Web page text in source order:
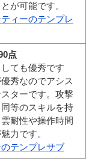
が可能です。
ィーのテンプレ
点
ても優秀です
秀なのでアシス
ターです。攻撃
等のスキルを持
耐性や操作時間
力です。
テンプレサブ